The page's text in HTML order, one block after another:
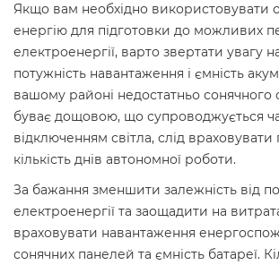
Якщо вам необхідно використовувати
енергію для підготовки до можливих
електроенергії, варто звертати увагу
потужність навантаження і ємність
вашому районі недостатньо сонячного
буває дощовою, що супроводжується
відключенням світла, слід враховувати
кількість днів автономної роботи.
За бажання зменшити залежність від
електроенергії та заощадити на
враховувати навантаження
сонячних панелей та ємність батареї.